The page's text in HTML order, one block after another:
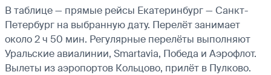
В таблице — прямые рейсы Екатеринбург — Санкт-
Петербург на выбранную дату. Перелёт занимает
около 2 ч 50 мин. Регулярные перелёты выполняют
Уральские авиалинии, Smartavia, Победа и Аэрофлот.
Вылеты из аэропортов Кольцово, прилёт в Пулково.